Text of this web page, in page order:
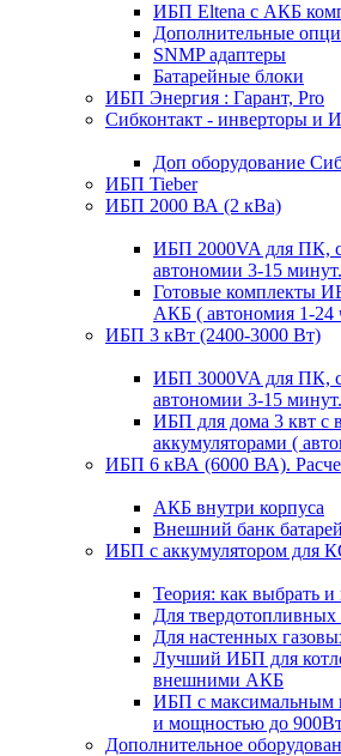
ИБП Eltena с АКБ
Дополнительные
SNMP адаптеры
Батарейные блоки
ИБП Энергия : Гарант, Pro
Сибконтакт - инверторы и
Доп оборудование
ИБП Tieber
ИБП 2000 ВА (2 кВа)
ИБП 2000VA для ПК,
автономии 3-15 минут.
Готовые комплекты
АКБ ( автономия 1-24
ИБП 3 кВт (2400-3000 Вт)
ИБП 3000VA для ПК,
автономии 3-15 минут.
ИБП для дома 3 квт с
аккумуляторами (
ИБП 6 кВА (6000 ВА).
АКБ внутри корпуса
Внешний банк батарей
ИБП с аккумулятором для
Теория: как выбрать
Для твердотопливных
Для настенных
Лучший ИБП для
внешними АКБ
ИБП с максимальным
и мощностью до
Дополнительное